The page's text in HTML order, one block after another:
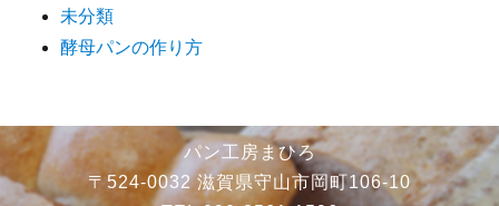
未分類
酵母パンの作り方
パン工房まひろ
〒524-0032 滋賀県守山市岡町106-10